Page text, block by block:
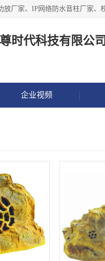
时代科技有限公司
企业视频